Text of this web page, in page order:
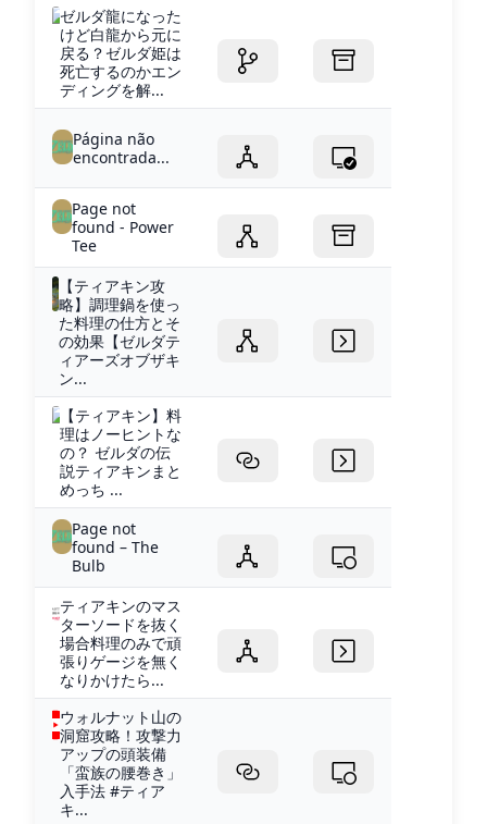
ゼルダ龍になった
けど白龍から元に
戻る？ゼルダ姫は
死亡するのかエン
ディングを解...
Página não
encontrada...
Page not
found - Power
Tee
【ティアキン攻
略】調理鍋を使っ
た料理の仕方とそ
の効果【ゼルダテ
ィアーズオブザキ
ン...
【ティアキン】料
理はノーヒントな
の？ ゼルダの伝
説ティアキンまと
めっち ...
Page not
found – The
Bulb
ティアキンのマス
ターソードを抜く
場合料理のみで頑
張りゲージを無く
なりかけたら...
ウォルナット山の
洞窟攻略！攻撃力
アップの頭装備
「蛮族の腰巻き」
入手法 #ティア
キ...